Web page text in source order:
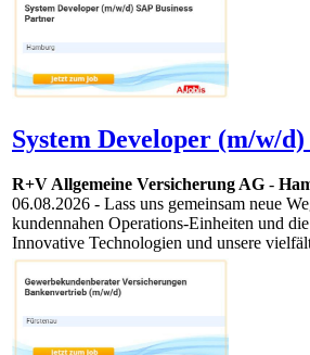
System Developer (m/w/
R+V Allgemeine Versicherung AG -
06.08.2026 - Lass uns gemeinsam neue
kundennahen Operations-Einheiten und
Innovative Techno­logien und unsere